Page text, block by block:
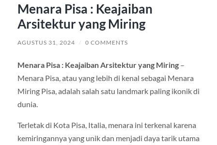
Menara Pisa : Keajaiban
Arsitektur yang Miring
AGUSTUS 31, 2024 / 0 COMMENTS
Menara Pisa : Keajaiban Arsitektur yang Miring –
Menara Pisa, atau yang lebih di kenal sebagai Menara
Miring Pisa, adalah salah satu landmark paling ikonik di
dunia.
Terletak di Kota Pisa, Italia, menara ini terkenal karena
kemiringannya yang unik dan menjadi daya tarik utama